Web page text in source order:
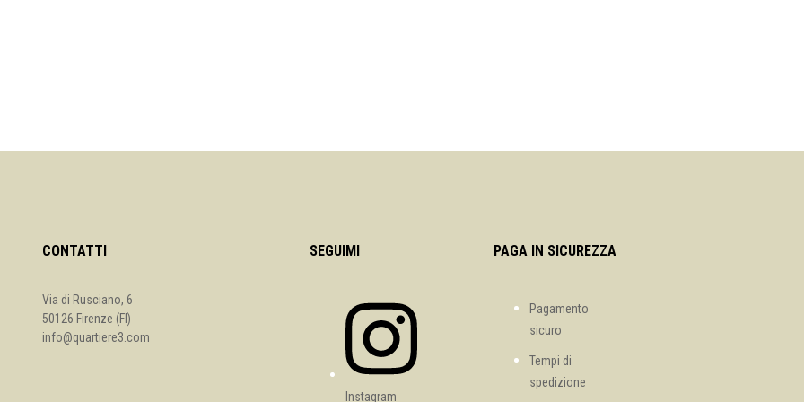
CONTATTI
Via di Rusciano, 6
50126 Firenze (FI)
info@quartiere3.com
SEGUIMI
Instagram
PAGA IN SICUREZZA
Pagamento
sicuro
Tempi di
spedizione